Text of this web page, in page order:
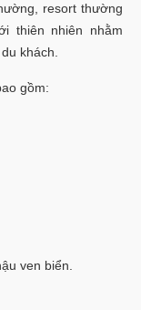
resort thường
thiên nhiên nhằm
khách.
gồm:
ven biển.